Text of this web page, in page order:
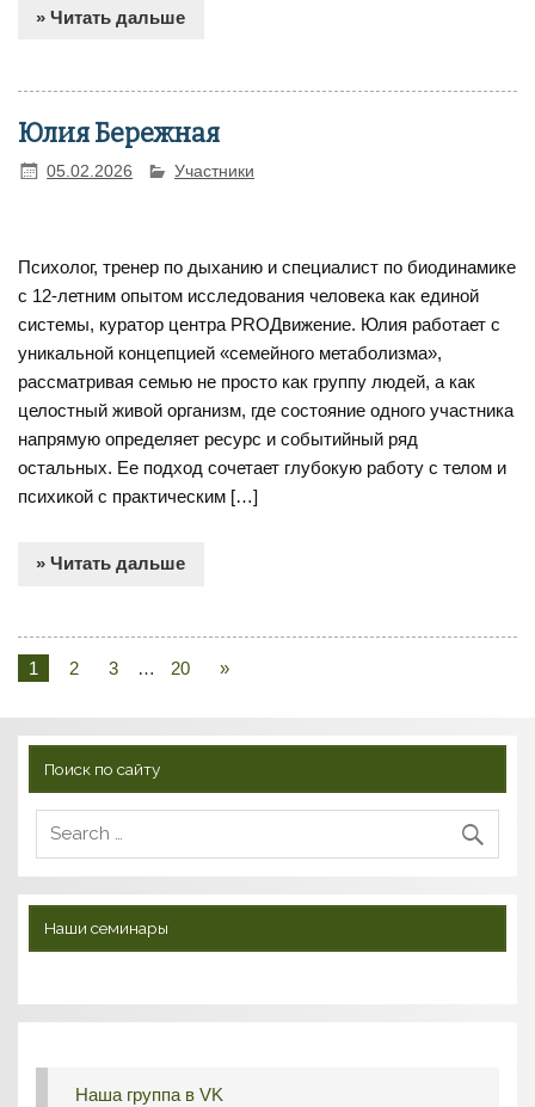
» Читать дальше
Юлия Бережная
05.02.2026 Участники
Психолог, тренер по дыханию и специалист по биодинамике
с 12-летним опытом исследования человека как единой
системы, куратор центра PROДвижение. Юлия работает с
уникальной концепцией «семейного метаболизма»,
рассматривая семью не просто как группу людей, а как
целостный живой организм, где состояние одного участника
напрямую определяет ресурс и событийный ряд
остальных. Ее подход сочетает глубокую работу с телом и
психикой с практическим […]
» Читать дальше
1 2 3 … 20 »
Поиск по сайту
Наши семинары
Наша группа в VK